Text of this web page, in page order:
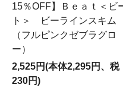
15％OFF】Ｂｅａｔ＜ビ
ト＞ ビーラインスキム
（フルピンクゼブラグロ
ー）
2,525円(本体2,295円、税
230円)